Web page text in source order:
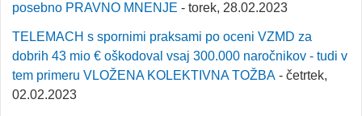
posebno PRAVNO MNENJE - torek, 28.02.2023
TELEMACH s spornimi praksami po oceni VZMD za
dobrih 43 mio € oškodoval vsaj 300.000 naročnikov - tudi v
tem primeru VLOŽENA KOLEKTIVNA TOŽBA - četrtek,
02.02.2023